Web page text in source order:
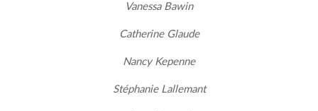
Vanessa Bawin
Catherine Glaude
Nancy Kepenne
Stéphanie Lallemant